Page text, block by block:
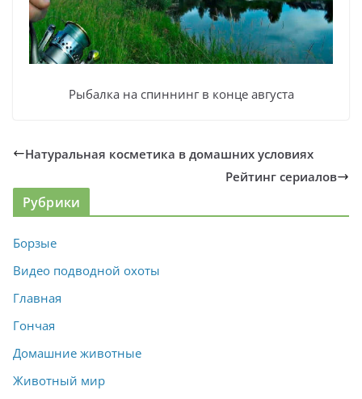
Рыбалка на спиннинг в конце августа
Натуральная косметика в домашних условиях
Рейтинг сериалов
Рубрики
Борзые
Видео подводной охоты
Главная
Гончая
Домашние животные
Животный мир